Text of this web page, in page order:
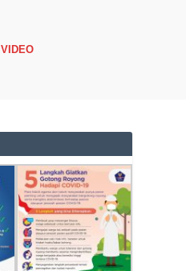
VIDEO